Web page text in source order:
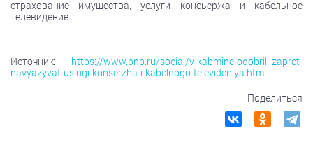
страхование имущества, услуги консьержа и кабельное
телевидение.
Источник: https://www.pnp.ru/social/v-kabmine-odobrili-zapret-
navyazyvat-uslugi-konserzha-i-kabelnogo-televideniya.html
Поделиться